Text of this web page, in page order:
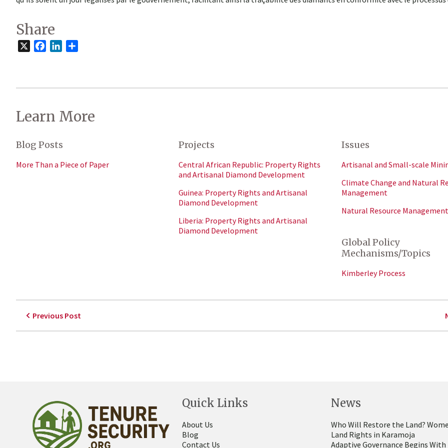
Share
FacebookLinkedIn
Learn More
Blog Posts
More Than a Piece of Paper
Projects
Central African Republic: Property Rights
and Artisanal Diamond Development
Guinea: Property Rights and Artisanal
Diamond Development
Liberia: Property Rights and Artisanal
Diamond Development
Issues
Artisanal and Small-scale
Climate Change and Natural
Management
Natural Resource Management
Global Policy
Mechanisms/Topics
Kimberley Process
Previous Post
Quick Links
About Us
Blog
Contact Us
News
Who Will Restore the Land?
Land Rights in Karamoja
Adaptive Governance Begins With